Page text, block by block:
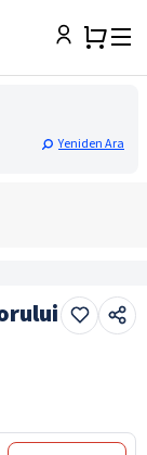
Yeniden Ara